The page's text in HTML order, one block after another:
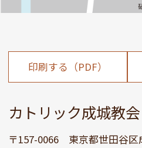
カトリック成城教会
〒157-0066 東京都世田谷区
印刷する（PDF）